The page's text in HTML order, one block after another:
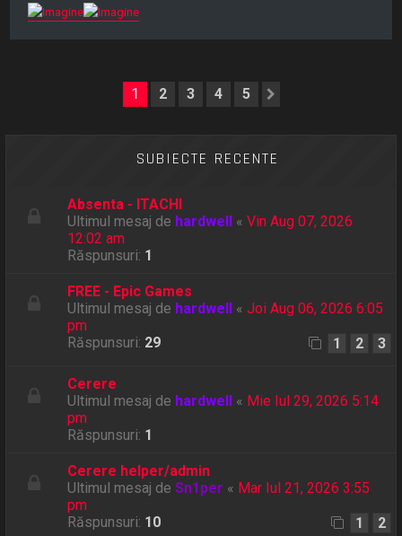
1 2 3 4 5
SUBIECTE RECENTE
Absenta - ITACHI
Ultimul mesaj de hardwell «Vin Aug 07, 2026
12:02 am
Răspunsuri: 1
FREE - Epic Games
Ultimul mesaj de hardwell «Joi Aug 06, 2026 6:05
pm
Răspunsuri: 29 1 2 3
Cerere
Ultimul mesaj de hardwell « Mie Iul 29, 2026 5:14
pm
Răspunsuri: 1
Cerere helper/admin
Ultimul mesaj deSn1per « Mar Iul 21, 2026 3:55
pm
Răspunsuri: 10 1 2